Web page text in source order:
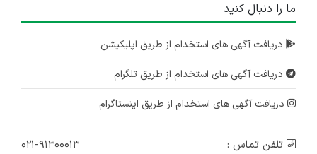
ما را دنبال کنید
دریافت آگهی های استخدام از طریق اپلیکیشن
دریافت آگهی های استخدام از طریق تلگرام
دریافت آگهی های استخدام از طریق اینستاگرام
تلفن تماس :
۰۲۱-۹۱۳۰۰۰۱۳